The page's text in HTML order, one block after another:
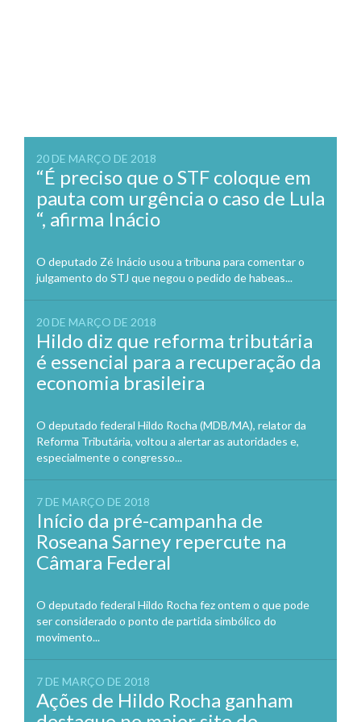
20 DE MARÇO DE 2018
“É preciso que o STF coloque em
pauta com urgência o caso de Lula
“, afirma Inácio
O deputado Zé Inácio usou a tribuna para comentar o
julgamento do STJ que negou o pedido de habeas...
20 DE MARÇO DE 2018
Hildo diz que reforma tributária
é essencial para a recuperação da
economia brasileira
O deputado federal Hildo Rocha (MDB/MA), relator da
Reforma Tributária, voltou a alertar as autoridades e,
especialmente o congresso...
7 DE MARÇO DE 2018
Início da pré-campanha de
Roseana Sarney repercute na
Câmara Federal
O deputado federal Hildo Rocha fez ontem o que pode
ser considerado o ponto de partida simbólico do
movimento...
7 DE MARÇO DE 2018
Ações de Hildo Rocha ganham